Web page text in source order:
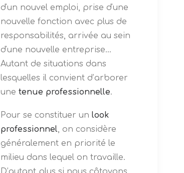
d'un nouvel emploi, prise d'une
nouvelle fonction avec plus de
responsabilités, arrivée au sein
d'une nouvelle entreprise...
Autant de situations dans
lesquelles il convient d’arborer
une tenue professionnelle.
Pour se constituer un look
professionnel, on considère
généralement en priorité le
milieu dans lequel on travaille.